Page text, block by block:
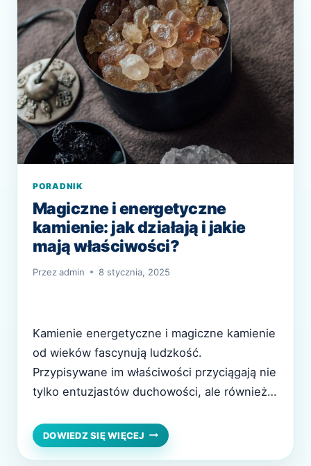
PORADNIK
Magiczne i energetyczne
kamienie: jak działają i jakie
mają właściwości?
Przezadmin 8 stycznia, 2025
Kamienie energetyczne i magiczne kamienie
od wieków fascynują ludzkość.
Przypisywane im właściwości przyciągają nie
tylko entuzjastów duchowości, ale również
codziennym życiu. Każdy kamień ma swoje
unikalne energie i cechy, które według
DOWIEDZ SIĘ WIĘCEJ MAGICZNE
I
ENERGETYCZNE